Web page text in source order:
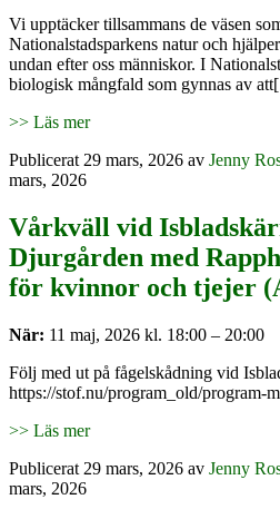
Vi upptäcker tillsammans de väsen
Nationalstadsparkens natur och
undan efter oss människor. I
biologisk mångfald som gynnas av
>> Läs mer
Publicerat 29 mars, 2026 av Jenny
mars, 2026
Vårkväll vid
Djurgården med
för kvinnor och tjejer
När: 11 maj, 2026 kl. 18:00 – 20:00
Följ med ut på fågelskådning vid
https://stof.nu/program_old/program-
>> Läs mer
Publicerat 29 mars, 2026 av Jenny
mars, 2026